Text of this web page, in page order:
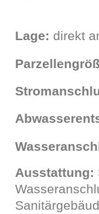
Lage: direkt
Ausstattung: